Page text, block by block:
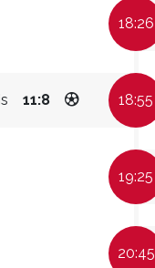
18:26
11:8 18:55
19:25
20:45